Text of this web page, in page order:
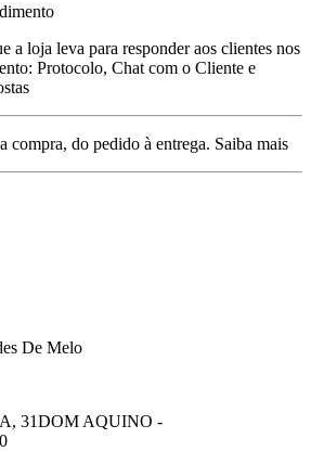
a loja leva para responder aos clientes nos
Protocolo, Chat com o Cliente e
compra, do pedido à entrega. Saiba mais
De Melo
31DOM AQUINO -